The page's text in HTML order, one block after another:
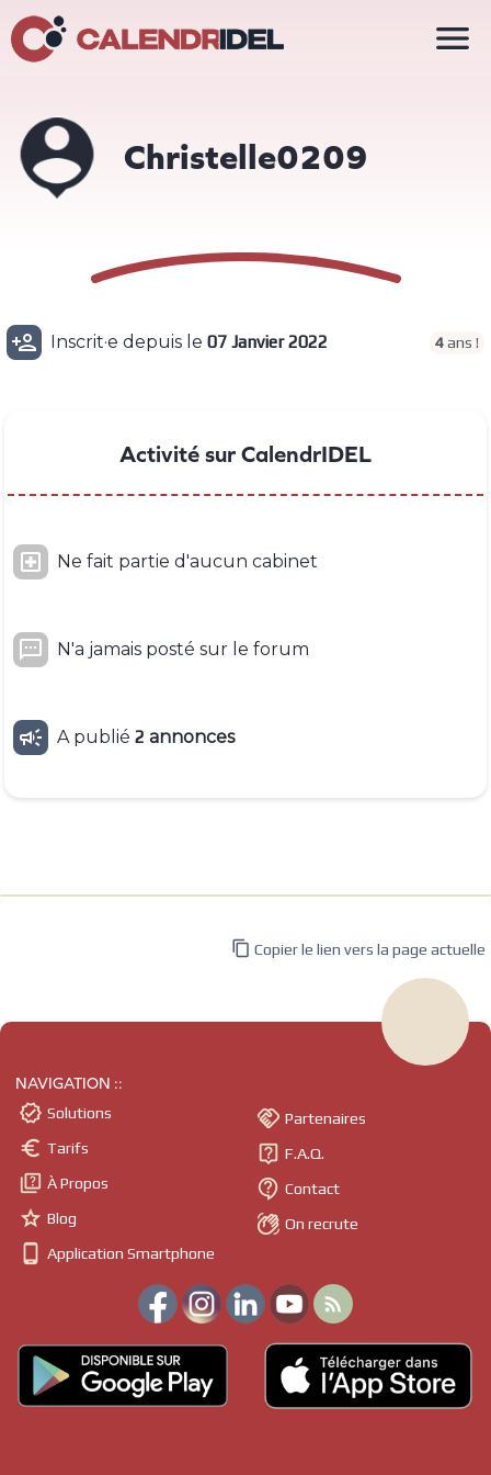
Christelle0209
 Inscrit·e depuis le07 Janvier 2022 4ans !
Activité sur CalendrIDEL
 Ne fait partie d'aucun cabinet
 N'a jamais posté sur le forum
 A publié2 annonces

 Copier le lien vers la page actuelle
NAVIGATION ::
 Solutions
 Tarifs
 À Propos
 Blog
 Application Smartphone
 Partenaires
 F.A.Q.
 Contact
 On recrute
